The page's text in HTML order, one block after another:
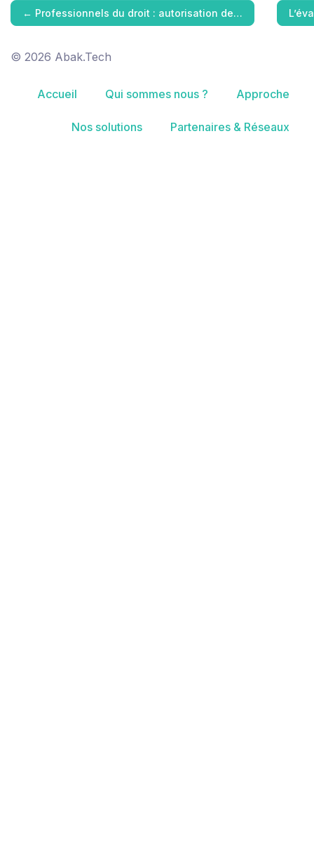
← Professionnels du droit : autorisation de…
© 2026 Abak.Tech
Accueil Qui sommes nous ? Approche
Nos solutions Partenaires & Réseaux